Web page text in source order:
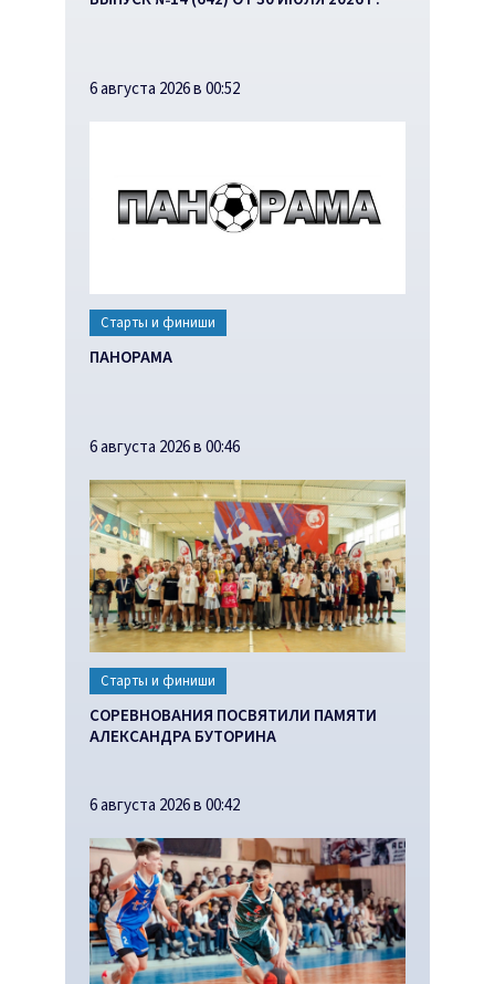
6 августа 2026 в 00:52
Старты и финиши
ПАНОРАМА
6 августа 2026 в 00:46
Старты и финиши
СОРЕВНОВАНИЯ ПОСВЯТИЛИ ПАМЯТИ
АЛЕКСАНДРА БУТОРИНА
6 августа 2026 в 00:42